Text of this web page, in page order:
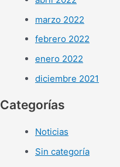
marzo 2022
febrero 2022
enero 2022
diciembre 2021
Categorías
Noticias
Sin categoría